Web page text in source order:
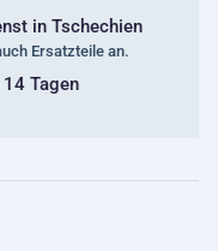
in Tschechien
Ersatzteile an.
Tagen